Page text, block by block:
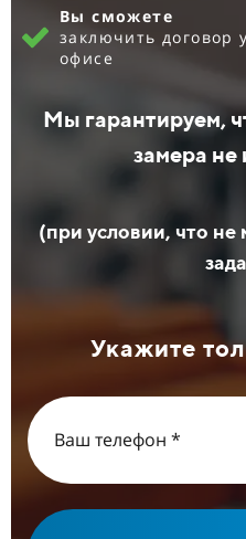
Вы сможете
заключить договор
офисе
Мы гарантируем,
замера не
(при условии, что не
Укажите